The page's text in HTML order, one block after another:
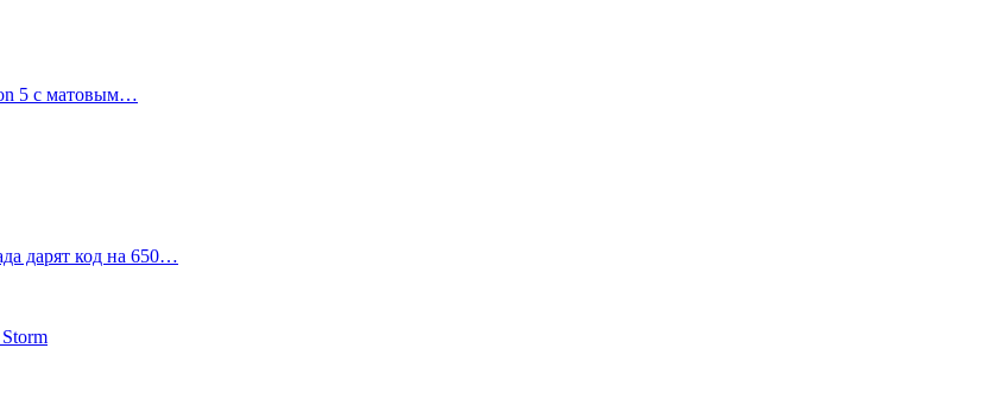
5 с матовым…
дарят код на 650…